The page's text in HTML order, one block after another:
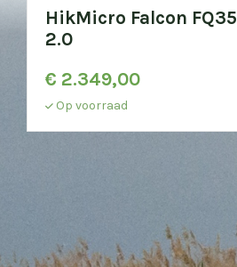
HikMicro Falcon FQ35
2.0
€ 2.349,00
Op voorraad